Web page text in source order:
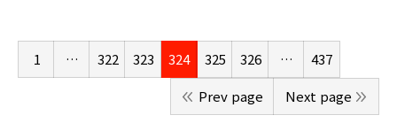
1 … 322 323 324 325 326 …
437
Prev page
Next page